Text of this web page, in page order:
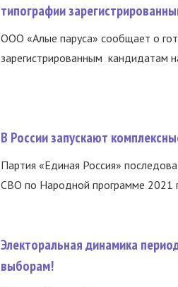
типографии
ООО «Алые паруса» сообщает о
зарегистрированным кандидатам
В России запускают
Партия «Единая Россия»
СВО по Народной программе 2021
Электоральная динамика
выборам!